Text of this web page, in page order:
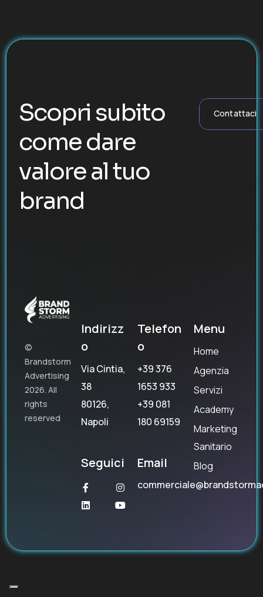
Scopri subito
come dare
valore al tuo
brand
Contattaci
©
Brandstorm
Advertising
2026. All
rights
reserved
Indirizz
o
Via Cintia,
38
80126,
Napoli
Seguici
Telefon
o
+39 376
1653 933
+39 081
180 69159
Email
Menu
Home
Agenzia
Servizi
Academy
Marketing
Sanitario
Blog